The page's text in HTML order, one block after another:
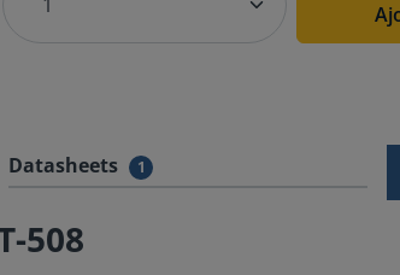
Datasheets 1
508